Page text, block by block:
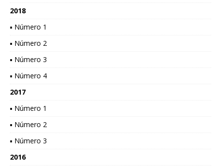
2018
▪ Número 1
▪ Número 2
▪ Número 3
▪ Número 4
2017
▪ Número 1
▪ Número 2
▪ Número 3
2016